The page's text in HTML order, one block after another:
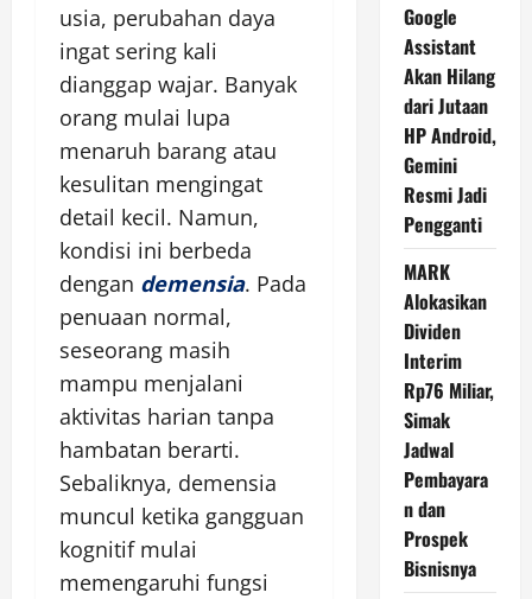
usia, perubahan daya
ingat sering kali
dianggap wajar. Banyak
orang mulai lupa
menaruh barang atau
kesulitan mengingat
detail kecil. Namun,
kondisi ini berbeda
dengan demensia. Pada
penuaan normal,
seseorang masih
mampu menjalani
aktivitas harian tanpa
hambatan berarti.
Sebaliknya, demensia
muncul ketika gangguan
kognitif mulai
memengaruhi fungsi
Google
Assistant
Akan Hilang
dari Jutaan
HP Android,
Gemini
Resmi Jadi
Pengganti
MARK
Alokasikan
Dividen
Interim
Rp76 Miliar,
Simak
Jadwal
Pembayara
n dan
Prospek
Bisnisnya